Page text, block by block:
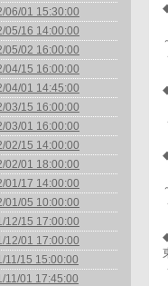
06/01 15:30:00
05/16 14:00:00
05/02 16:00:00
04/15 16:00:00
04/01 14:45:00
03/15 16:00:00
03/01 16:00:00
02/15 14:00:00
02/01 18:00:00
01/17 14:00:00
01/05 10:00:00
12/15 17:00:00
12/01 17:00:00
11/15 15:00:00
11/01 17:45:00